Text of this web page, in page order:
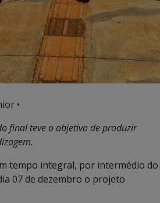
•
final teve o objetivo de produzir
tempo integral, por intermédio do
07 de dezembro o projeto